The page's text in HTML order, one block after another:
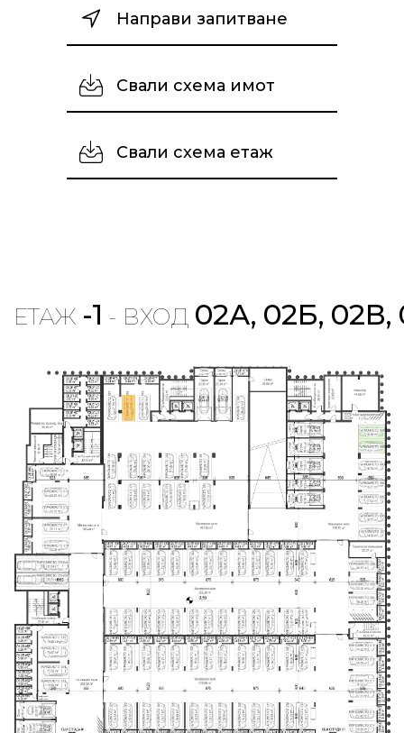
Направи запитване
Свали схема имот
Свали схема етаж
ЕТАЖ -1 - ВХОД 02А, 02Б, 02В,